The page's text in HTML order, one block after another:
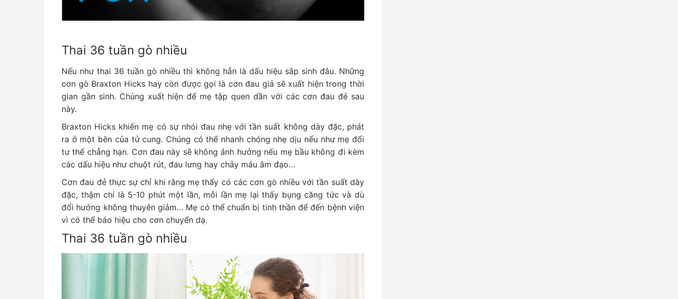
Thai 36 tuần gò nhiều
Nếu như thai 36 tuần gò nhiều thì không hẳn là dấu hiệu sắp sinh đâu. Những
cơn gò Braxton Hicks hay còn được gọi là cơn đau giả sẽ xuất hiện trong thời
gian gần sinh. Chúng xuất hiện để mẹ tập quen dần với các cơn đau đẻ sau
này.
Braxton Hicks khiến mẹ có sự nhói đau nhẹ với tần suất không dày đặc, phát
ra ở một bên của tử cung. Chúng có thể nhanh chóng nhẹ dịu nếu như mẹ đổi
tư thế chẳng hạn. Cơn đau này sẽ không ảnh hưởng nếu mẹ bầu không đi kèm
các dấu hiệu như chuột rút, đau lưng hay chảy máu âm đạo…
Cơn đau đẻ thực sự chỉ khi rằng mẹ thấy có các cơn gò nhiều với tần suất dày
đặc, thậm chí là 5-10 phút một lần, mỗi lần mẹ lại thấy bụng căng tức và dù
đổi hướng không thuyên giảm… Mẹ có thể chuẩn bị tinh thần để đến bệnh viện
vì có thể báo hiệu cho cơn chuyển dạ.
Thai 36 tuần gò nhiều